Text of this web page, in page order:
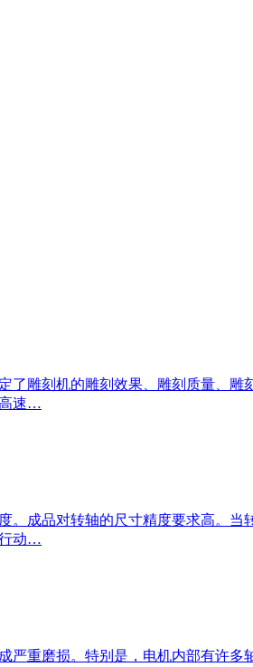
了雕刻机的雕刻效果、雕刻质量、
高速…
成品对转轴的尺寸精度要求高。
行动…
重磨损。特别是，电机内部有许